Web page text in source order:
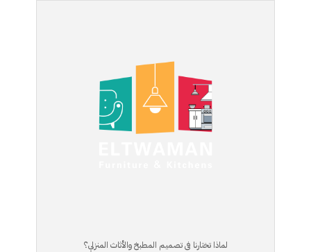
لماذا تختارنا فى تصميم المطبخ والأثاث المنزلي؟